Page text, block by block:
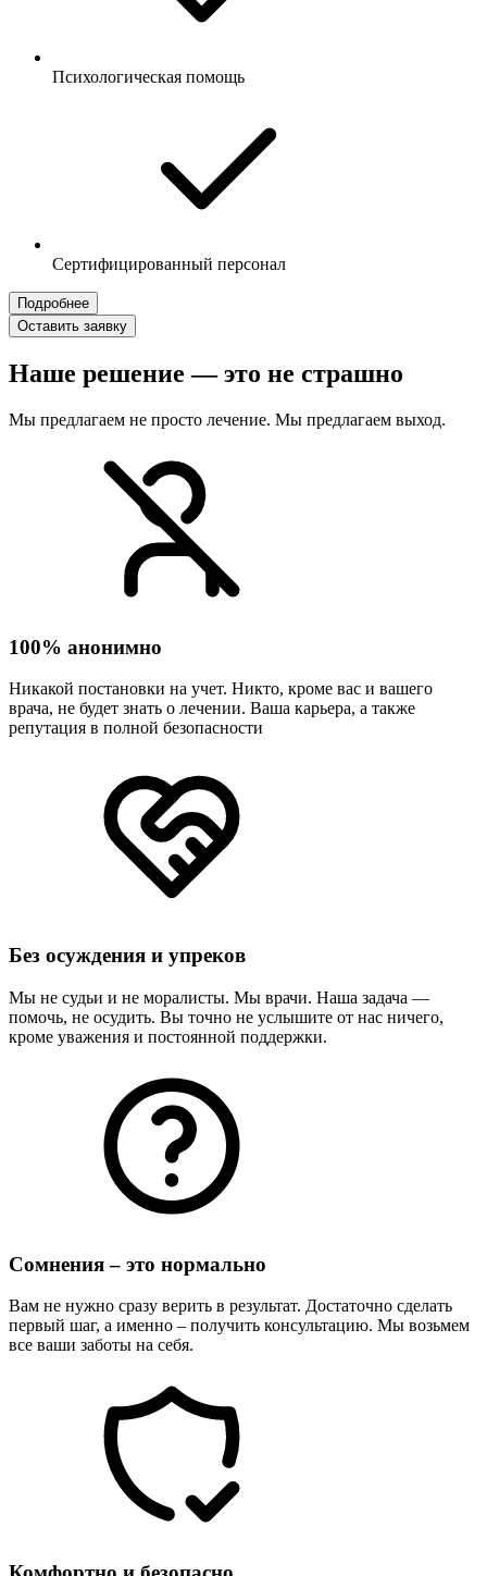
Психологическая помощь
Сертифицированный персонал
Подробнее
Оставить заявку
Наше решение — это не страшно
Мы предлагаем не просто лечение. Мы предлагаем выход.
100% анонимно
Никакой постановки на учет. Никто, кроме вас и вашего
врача, не будет знать о лечении. Ваша карьера, а также
репутация в полной безопасности
Без осуждения и упреков
Мы не судьи и не моралисты. Мы врачи. Наша задача —
помочь, не осудить. Вы точно не услышите от нас ничего,
кроме уважения и постоянной поддержки.
Сомнения – это нормально
Вам не нужно сразу верить в результат. Достаточно сделать
первый шаг, а именно – получить консультацию. Мы возьмем
все ваши заботы на себя.